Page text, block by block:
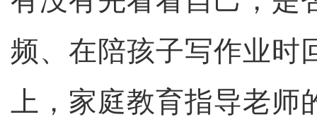
频、在陪孩子写作业时
上，家庭教育指导老